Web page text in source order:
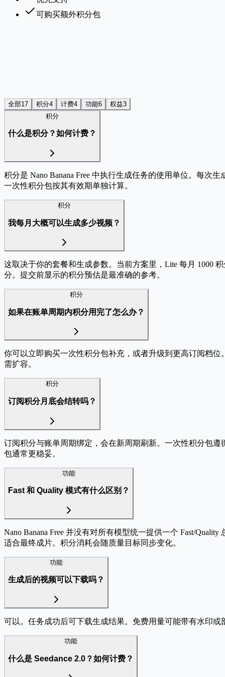
可购买额外积分包
全部17 积分4 计费4 功能6 权益3
积分
什么是积分？如何计费？
积分是 Nano Banana Free 中执行生成任务的使用单位。每次
一次性积分包按其有效期单独计算。
积分
我每月大概可以生成多少视频？
这取决于你的套餐和生成参数。当前方案里，Lite 每月 1000
分。提交前显示的积分预估是最准确的参考。
积分
如果在账单周期内积分用完了怎么办？
你可以立即购买一次性积分包补充，或者升级到更高订阅档
需扩容。
积分
订阅积分月底会结转吗？
订阅积分与账单周期绑定，会在新周期刷新。一次性积分包
包通常更稳妥。
功能
Fast 和 Quality 模式有什么区别？
Nano Banana Free 并没有对所有模型统一提供一个 Fast/
适合最终成片。积分消耗会随质量目标同步变化。
功能
生成后的视频可以下载吗？
可以。任务成功后可下载生成结果。免费用量可能带有水印
功能
什么是 Seedance 2.0？如何计费？